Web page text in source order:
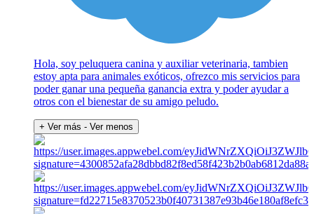
Hola, soy peluquera canina y auxiliar veterinaria, tambien
estoy apta para animales exóticos, ofrezco mis servicios para
poder ganar una pequeña ganancia extra y poder ayudar a
otros con el bienestar de su amigo peludo.
+ Ver más - Ver menos